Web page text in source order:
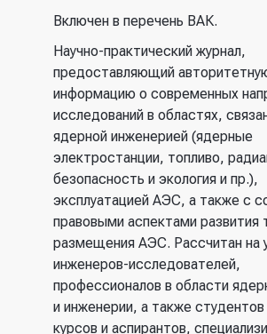
Включен в перечень ВАК.
Научно-практический журнал,
предоставляющий
информацию о современных
исследований в областях,
ядерной инженерией (ядерные
электростанции, топливо,
безопасность и экология и пр.),
эксплуатацией АЭС, а также с
правовыми аспектами развития
размещения АЭС. Рассчитан на
инженеров-исследователей,
профессионалов в области
и инженерии, а также
курсов и аспирантов,